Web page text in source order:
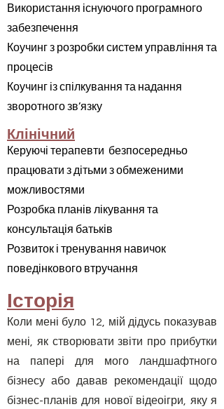
Використання існуючого програмного
забезпечення
Коучинг з розробки систем управління та
процесів
Коучинг із спілкування та надання
зворотного зв’язку
Клінічний
Керуючі терапевти безпосередньо
працювати з дітьми з обмеженими
можливостями
Розробка планів лікування та
консультація батьків
Розвиток і тренування навичок
поведінкового втручання
Історія
Коли мені було 12, мій дідусь показував
мені, як створювати звіти про прибутки
на папері для мого ландшафтного
бізнесу або давав рекомендації щодо
бізнес-планів для нової відеоігри, яку я